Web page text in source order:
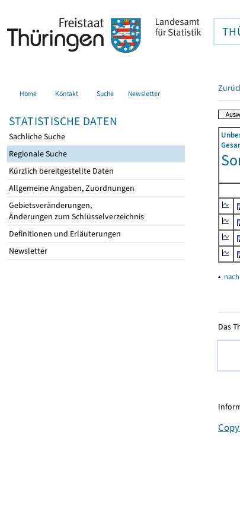
Home Kontakt Suche Newsletter
STATISTISCHE DATEN
Sachliche Suche
Regionale Suche
Kürzlich bereitgestellte Daten
Allgemeine Angaben, Zuordnungen
Gebietsveränderungen,
Änderungen zum Schlüsselverzeichnis
Definitionen und Erläuterungen
Newsletter
▴
Das